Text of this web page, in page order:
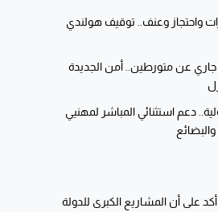
واحتجاز وعنف.. توقيف هولندي
عن متورطين.. أمن الجديدة
دعم استثنائي المباشر لمهنيي
أكد على أن المشاريع الكبرى للدولة